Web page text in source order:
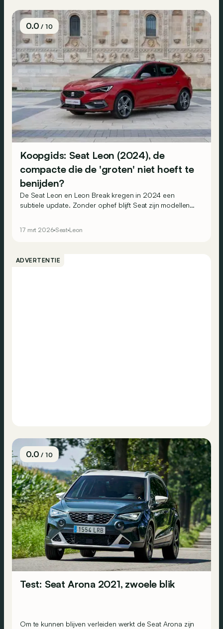
0.0/ 10
Koopgids: Seat Leon (2024), de
compacte die de 'groten' niet hoeft te
benijden?
De Seat Leon en Leon Break kregen in 2024 een
subtiele update. Zonder ophef blijft Seat zijn modellen
gaat?
17 mrt 2026 Seat Leon
ADVERTENTIE
0.0/ 10
Test: Seat Arona 2021, zwoele blik
Om te kunnen blijven verleiden werkt de Seat Arona zijn